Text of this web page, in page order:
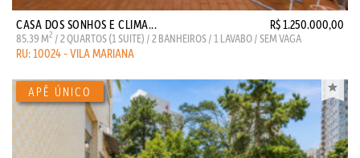
CASA DOS SONHOS E CLIMA... R$ 1.250.000,00
85.39 M2 / 2 QUARTOS (1 SUITE) / 2 BANHEIROS / 1 LAVABO / SEM VAGA
RU: 10024 - VILA MARIANA